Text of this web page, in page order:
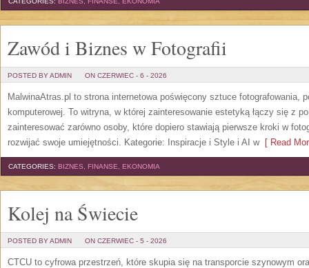
Zawód i Biznes w Fotografii
POSTED BY ADMIN ON CZERWIEC - 6 - 2026
MalwinaAtras.pl to strona internetowa poświęcony sztuce fotografowania,
komputerowej. To witryna, w której zainteresowanie estetyką łączy się z
zainteresować zarówno osoby, które dopiero stawiają pierwsze kroki w
rozwijać swoje umiejętności. Kategorie: Inspiracje i Style i AI w[ Read
CATEGORIES: BIZNES, FINANSE, EKONOMIA
Kolej na Świecie
POSTED BY ADMIN ON CZERWIEC - 5 - 2026
CTCU to cyfrowa przestrzeń, które skupia się na transporcie szynowym